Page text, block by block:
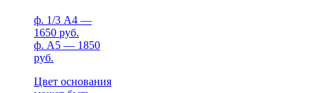
ф. 1/3 А4 —
1650 руб.
ф. А5 — 1850
руб.
Цвет основания